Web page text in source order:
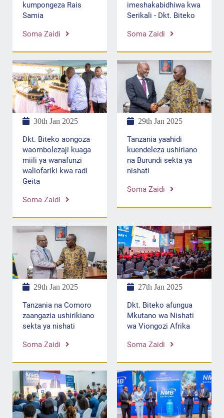
kumpongeza Rais
Samia
Soma Zaidi
imeshakabidhiwa kwa
Serikali - Dkt. Biteko
Soma Zaidi
30th Jan 2025
Dkt. Biteko aongoza
waombolezaji kuaga
miili ya wanafunzi
waliofariki kwa radi
Geita
Soma Zaidi
29th Jan 2025
Tanzania yaahidi
kuendeleza ushiriano
na Burundi sekta ya
nishati
Soma Zaidi
29th Jan 2025
Tanzania na Comoro
zaangazia ushirikiano
sekta ya nishati
Soma Zaidi
27th Jan 2025
Dkt. Biteko afungua
Mkutano wa Nishati
wa Viongozi Afrika
Soma Zaidi